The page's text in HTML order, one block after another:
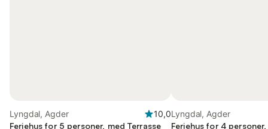
Lyngdal, Agder
10,0
Feriehus for 5 personer, med Terrasse
Lyngdal, Agder
Feriehus for 4